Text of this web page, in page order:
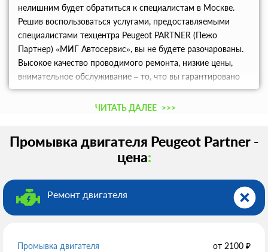
нелишним будет обратиться к специалистам в Москве.
Решив воспользоваться услугами, предоставляемыми
специалистами техцентра Peugeot PARTNER (Пежо
Партнер) «МИГ Автосервис», вы не будете разочарованы.
Высокое качество проводимого ремонта, низкие цены,
внимательное обслуживание – то, что вы гарантировано
получите.
ЧИТАТЬ ДАЛЕЕ >>>
Промывка двигателя Peugeot Partner -
цена:
Ремонт двигателя
Промывка двигателя от 2100 ₽